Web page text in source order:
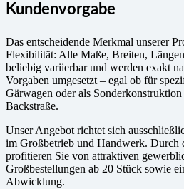
Kundenvorgabe
Das entscheidende Merkmal unserer
Flexibilität: Alle Maße, Breiten,
beliebig variierbar und werden exakt
Vorgaben umgesetzt – egal ob für
Gärwagen oder als
Backstraße.
Unser Angebot richtet sich
im Großbetrieb und Handwerk. Durch
profitieren Sie von attraktiven
Großbestellungen ab 20 Stück sowie
Abwicklung.